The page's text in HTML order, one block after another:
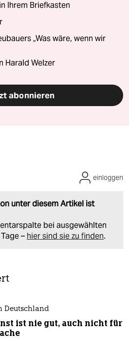
Ihrem Briefkasten
„Was wäre, wenn wir
Harald Welzer
abonnieren
unter diesem Artikel ist
bei ausgewählten
– hier sind sie zu finden.
einloggen
Deutschland
ist nie gut, auch nicht für